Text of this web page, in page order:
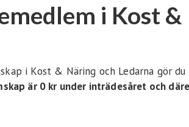
i Kost
i Kost & Näring och Ledarna gör
är 0 kr under inträdesåret och